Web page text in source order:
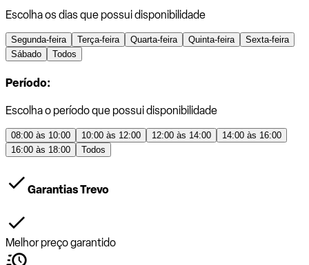
Escolha os dias que possui disponibilidade
Segunda-feira Terça-feira Quarta-feira Quinta-feira
Sexta-feira
Sábado
Todos
Período:
Escolha o período que possui disponibilidade
08:00 às 10:00 10:00 às 12:00 12:00 às 14:00
14:00 às 16:00
16:00 às 18:00
Todos
Garantias Trevo
Melhor preço garantido